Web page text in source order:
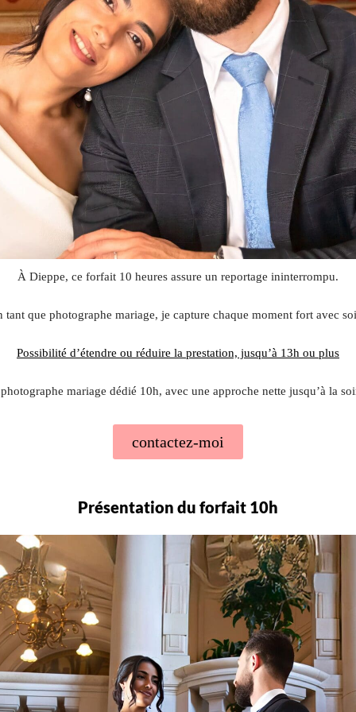
À Dieppe, ce forfait 10 heures assure un reportage ininterrompu.
tant que photographe mariage, je capture chaque moment fort avec
Possibilité d’étendre ou réduire la prestation, jusqu’à 13h ou plus
mariage dédié 10h, avec une approche nette jusqu’à la
contactez-moi
Présentation du forfait 10h